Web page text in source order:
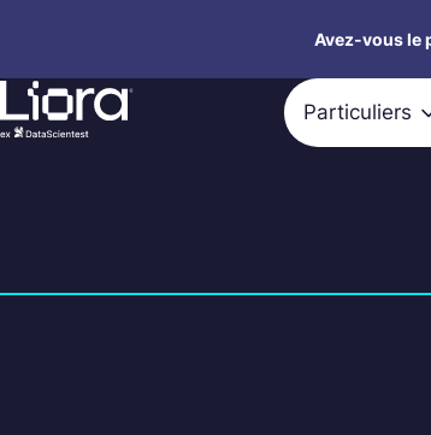
contenu
Avez-vous le
Particuliers